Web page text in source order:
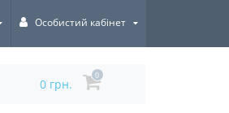
Особистий кабінет
0 грн.
0